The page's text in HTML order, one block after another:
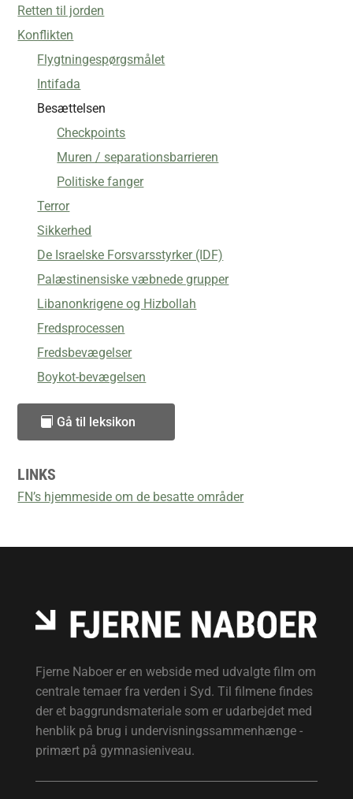
Retten til jorden
Konflikten
Flygtningespørgsmålet
Intifada
Besættelsen
Checkpoints
Muren / separationsbarrieren
Politiske fanger
Terror
Sikkerhed
De Israelske Forsvarsstyrker (IDF)
Palæstinensiske væbnede grupper
Libanonkrigene og Hizbollah
Fredsprocessen
Fredsbevægelser
Boykot-bevægelsen
Gå til leksikon
LINKS
FN’s hjemmeside om de besatte områder
Fjerne Naboer er en webside med udvalgte film om
centrale temaer fra verden i Syd. Til filmene findes
der et baggrundsmateriale som er udarbejdet med
henblik på brug i undervisningssammenhænge -
primært på gymnasieniveau.